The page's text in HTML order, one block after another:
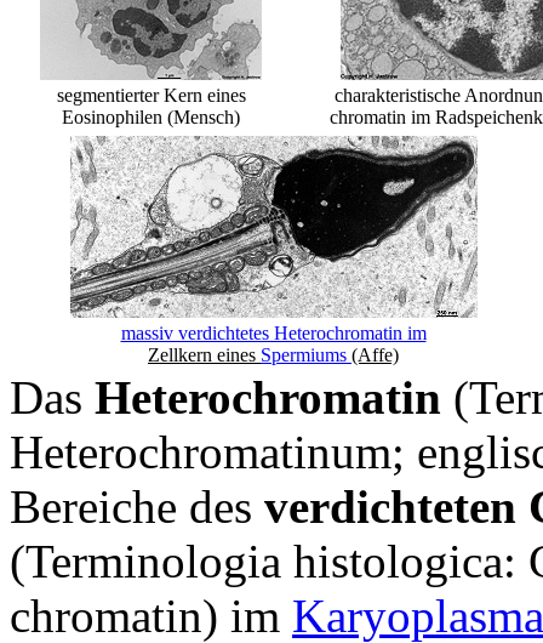
segmentierter Kern eines
Eosinophilen (Mensch)
charakteristische
chromatin im
massiv verdichtetes Heterochromatin im
Zellkern eines Spermiums (Affe)
Das Heterochromatin
Heterochromatinum;
Bereiche des verdichteten
(Terminologia histologica:
chromatin) im Karyoplasma